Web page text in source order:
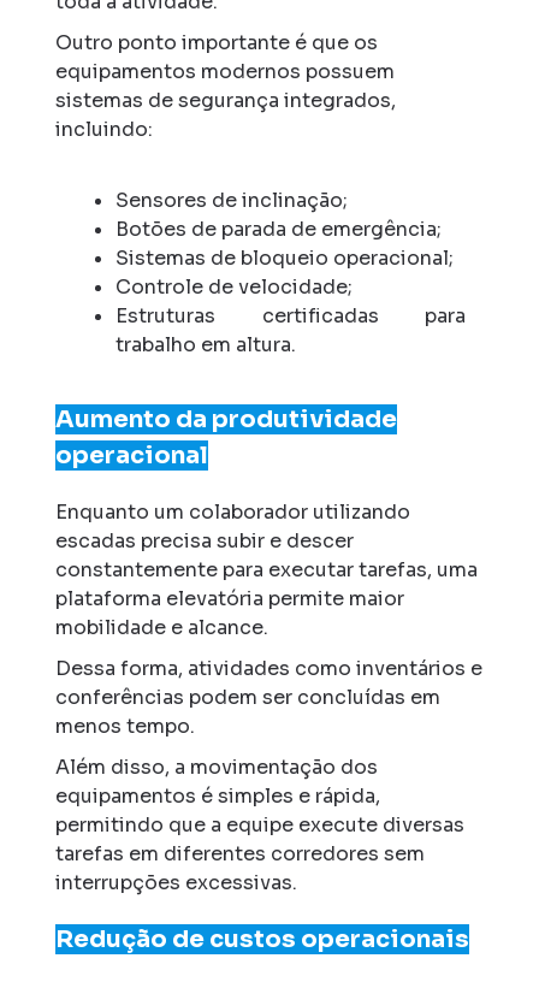
Outro ponto importante é que os
equipamentos modernos possuem
sistemas de segurança integrados,
incluindo:
Sensores de inclinação;
Botões de parada de emergência;
Sistemas de bloqueio operacional;
Controle de velocidade;
Estruturas certificadas para
trabalho em altura.
Aumento da produtividade
operacional
Enquanto um colaborador utilizando
escadas precisa subir e descer
constantemente para executar tarefas, uma
plataforma elevatória permite maior
mobilidade e alcance.
Dessa forma, atividades como inventários e
conferências podem ser concluídas em
menos tempo.
Além disso, a movimentação dos
equipamentos é simples e rápida,
permitindo que a equipe execute diversas
tarefas em diferentes corredores sem
interrupções excessivas.
Redução de custos operacionais